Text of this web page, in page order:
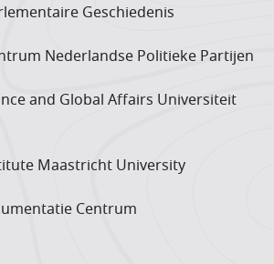
Geschiedenis
Neder­landse Politieke Partijen
and Global Affairs Universiteit
Maastricht University
Centrum